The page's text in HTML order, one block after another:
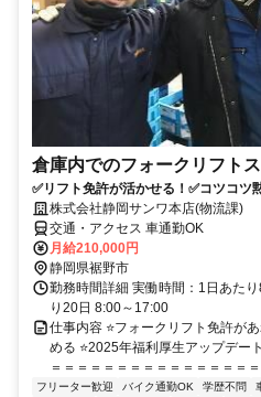
倉庫内でのフォークリフト
✅リフト免許が活かせる！✅コツコツ
株式会社静岡サンワ本店(物流課)
交通・アクセス 車通勤OK
月給210,000円
静岡県裾野市
勤務時間詳細 実働時間：1日あた
り20日 8:00～17:00
仕事内容 ⭐フォークリフト免許が
める ⭐2025年福利厚生アップデー
＝＝＝＝＝＝＝＝＝＝＝＝＝＝＝
フリーター歓迎 バイク通勤OK 学歴不問